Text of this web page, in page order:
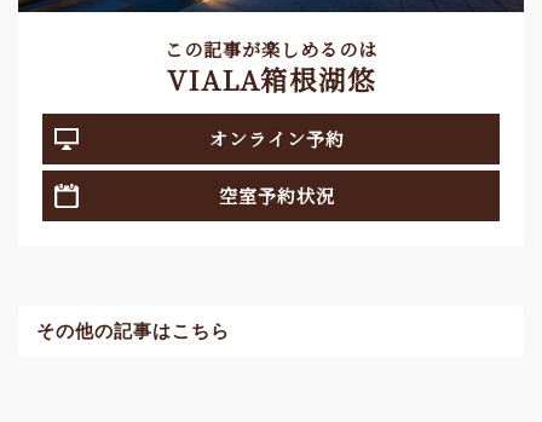
この記事が楽しめるのは
VIALA箱根湖悠
オンライン予約
空室予約状況
その他の記事はこちら